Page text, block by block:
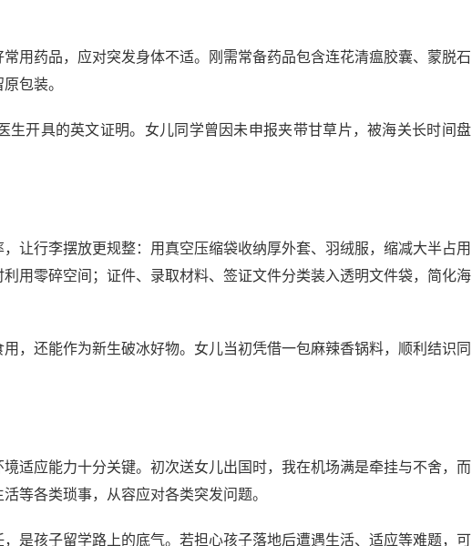
用药品，应对突发身体不适。刚需常备药品包含连花清瘟胶囊、蒙脱石
包装。
生开具的英文证明。女儿同学曾因未申报夹带甘草片，被海关长时间盘
让行李摆放更规整：用真空压缩袋收纳厚外套、羽绒服，缩减大半占用
用零碎空间；证件、录取材料、签证文件分类装入透明文件袋，简化海
，还能作为新生破冰好物。女儿当初凭借一包麻辣香锅料，顺利结识同
适应能力十分关键。初次送女儿出国时，我在机场满是牵挂与不舍，而
等各类琐事，从容应对各类突发问题。
是孩子留学路上的底气。若担心孩子落地后遭遇生活、适应等难题，可